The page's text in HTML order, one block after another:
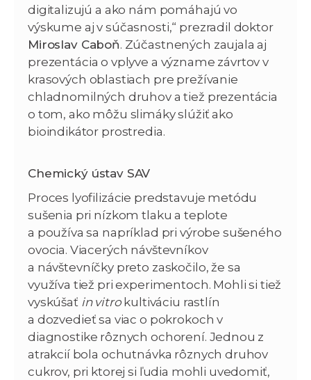
digitalizujú a ako nám pomáhajú vo
výskume aj v súčasnosti,“ prezradil doktor
Miroslav Caboň. Zúčastnených zaujala aj
prezentácia o vplyve a význame závrtov v
krasových oblastiach pre prežívanie
chladnomilných druhov a tiež prezentácia
o tom, ako môžu slimáky slúžiť ako
bioindikátor prostredia.
Chemický ústav SAV
Proces lyofilizácie predstavuje metódu
sušenia pri nízkom tlaku a teplote
a používa sa napríklad pri výrobe sušeného
ovocia. Viacerých návštevníkov
a návštevníčky preto zaskočilo, že sa
využíva tiež pri experimentoch. Mohli si tiež
vyskúšať in vitrokultiváciu rastlín
a dozvedieť sa viac o pokrokoch v
diagnostike rôznych ochorení. Jednou z
atrakcií bola ochutnávka rôznych druhov
cukrov, pri ktorej si ľudia mohli uvedomiť,